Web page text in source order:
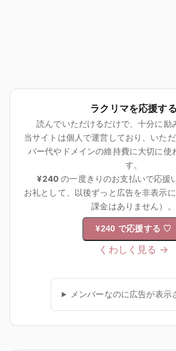
ラクリマを応援する
読んでいただけるだけで、十分に励
当サイトは個人で運営しており、いた
バー代やドメインの維持費に大切に使
す。
¥240 の一度きりのお支払いで応援
お礼として、以後ずっと広告を非表示
課金はありません）。
¥240 で応援する ♡
くわしく見る →
メンバーなのに広告が表示